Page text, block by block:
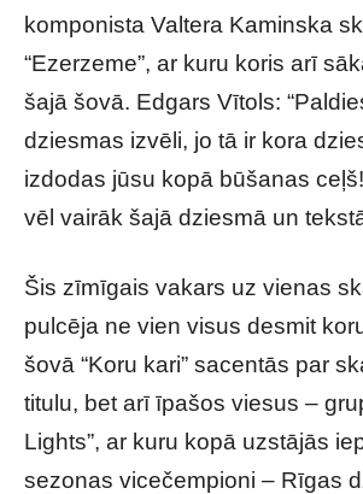
komponista Valtera Kaminska
“Ezerzeme”, ar kuru koris arī
šajā šovā. Edgars Vītols:
dziesmas izvēli, jo tā ir kora
izdodas jūsu kopā būšanas
vēl vairāk šajā dziesmā un
Šis zīmīgais vakars uz vienas
pulcēja ne vien visus desmit
šovā “Koru kari” sacentās par
titulu, bet arī īpašos viesus –
Lights”, ar kuru kopā uzstājās
sezonas vicečempioni – Rīgas